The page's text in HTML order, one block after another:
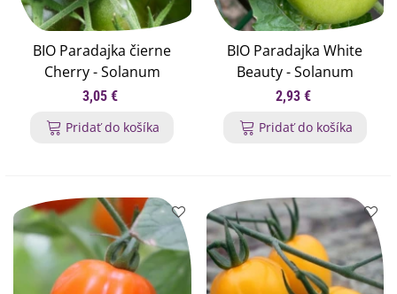
BIO Paradajka čierne
Cherry - Solanum
lycopersicum - bio
3,05 €
Pridať do košíka
BIO Paradajka White
Beauty - Solanum
lycopersicum - bio
2,93 €
Pridať do košíka